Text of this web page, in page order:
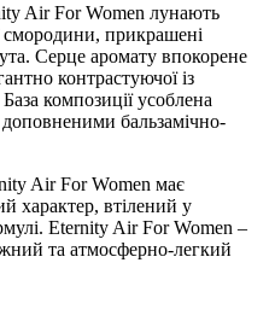
Air For Women лунають
смородини, прикрашені
Серце аромату впокорене
контрастуючої із
композиції усоблена
бальзамічно-
Air For Women має
характер, втілений у
Eternity Air For Women –
та атмосферно-легкий